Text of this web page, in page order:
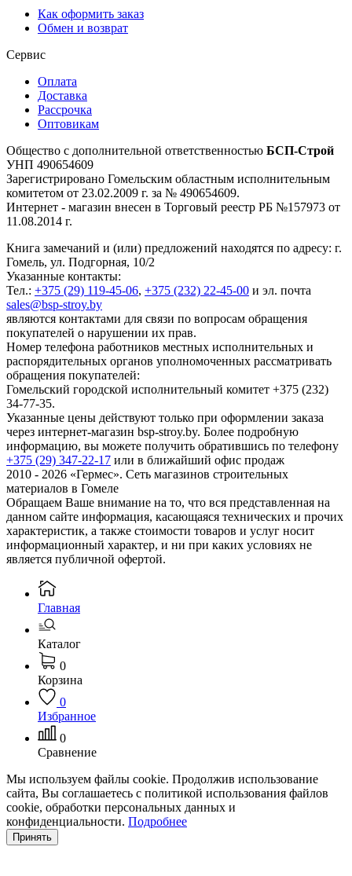
Как оформить заказ
Обмен и возврат
Сервис
Оплата
Доставка
Рассрочка
Оптовикам
Общество с дополнительной ответственностью БСП-Строй
УНП 490654609
Зарегистрировано Гомельским областным исполнительным
комитетом от 23.02.2009 г. за № 490654609.
Интернет - магазин внесен в Торговый реестр РБ №157973 от
11.08.2014 г.
Книга замечаний и (или) предложений находятся по адресу: г.
Гомель, ул. Подгорная, 10/2
Указанные контакты:
Тел.: +375 (29) 119-45-06, +375 (232) 22-45-00 и эл. почта
sales@bsp-stroy.by
являются контактами для связи по вопросам обращения
покупателей о нарушении их прав.
Номер телефона работников местных исполнительных и
распорядительных органов уполномоченных рассматривать
обращения покупателей:
Гомельский городской исполнительный комитет +375 (232)
34-77-35.
Указанные цены действуют только при оформлении заказа
через интернет-магазин bsp-stroy.by. Более подробную
информацию, вы можете получить обратившись по телефону
+375 (29) 347-22-17 или в ближайший офис продаж
2010 - 2026 «Гермес». Сеть магазинов строительных
материалов в Гомеле
Обращаем Ваше внимание на то, что вся представленная на
данном сайте информация, касающаяся технических и прочих
характеристик, а также стоимости товаров и услуг носит
информационный характер, и ни при каких условиях не
является публичной офертой.
Главная
Каталог
0
Корзина
0
Избранное
0
Сравнение
Мы используем файлы cookie. Продолжив использование
сайта, Вы соглашаетесь с политикой использования файлов
cookie, обработки персональных данных и
конфиденциальности. Подробнее
Принять